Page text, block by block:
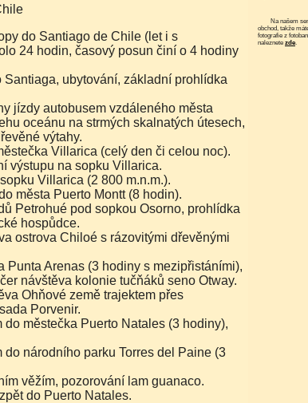
24 hodin, časový posun činí o 4 hodiny
ubytování, základní prohlídka
jízdy autobusem vzdáleného města
oceánu na strmých skalnatých útesech,
výtahy.
Villarica (celý den či celou noc).
výstupu na sopku Villarica.
Villarica (2 800 m.n.m.).
města Puerto Montt (8 hodin).
Petrohué pod sopkou Osorno, prohlídka
hospůdce.
ostrova Chiloé s rázovitými dřevěnými
Arenas (3 hodiny s mezipřistáními),
návštěva kolonie tučňáků seno Otway.
Ohňové země trajektem přes
Porvenir.
městečka Puerto Natales (3 hodiny),
národního parku Torres del Paine (3
věžím, pozorování lam guanaco.
do Puerto Natales.
Na našem serveru funguje elektronický
obchod, takže
fotografie z
naleznete zde.